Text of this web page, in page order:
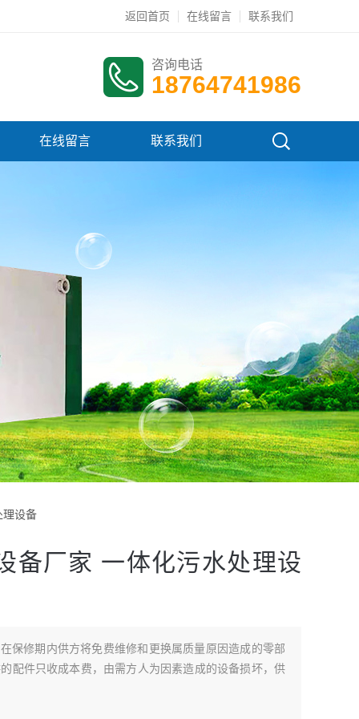
返回首页 在线留言 联系我们
咨询电话
18764741986
在线留言 联系我们
设备
备厂家 一体化污水处理设
保修期内供方将免费维修和更换属质量原因造成的零部
配件只收成本费，由需方人为因素造成的设备损坏，供